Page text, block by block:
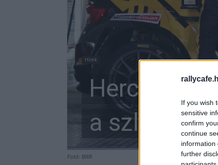
If you wish
sensitive
confirm
continue
information
further
Fotó: BRR
Hírek
Herczig
a